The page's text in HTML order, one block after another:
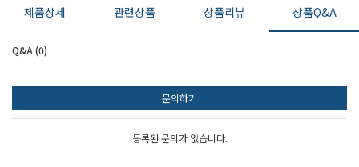
제품상세 관련상품 상품리뷰 상품Q&A
Q&A (0)
문의하기
등록된 문의가 없습니다.